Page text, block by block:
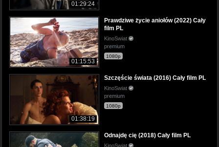
01:29:24
01:15:53
Prawdziwe życie aniołów (2022) Cały
film PL
KinoSwiat
premium
1080p
01:38:19
Szczęście świata (2016) Cały film PL
KinoSwiat
premium
1080p
Odnajdę cię (2018) Cały film PL
KinoSwiat